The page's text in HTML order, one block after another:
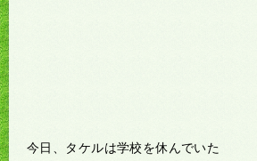
今日、タケルは学校を休んでいた